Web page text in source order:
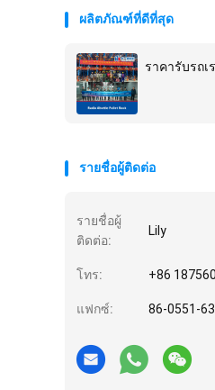
ผลิตภัณฑ์ที่ดีที่สุด
ราคารับรถเ
รายชื่อผู้ติดต่อ
รายชื่อผู้
ติดต่อ:
Lily
โทร: +86
แฟกซ์: 86-0551-